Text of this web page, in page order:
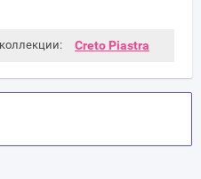
Creto Piastra